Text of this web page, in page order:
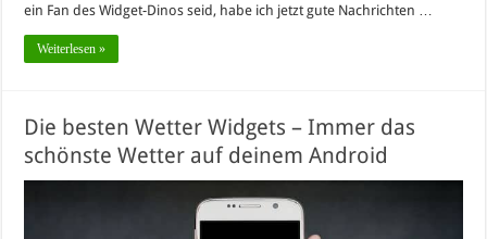
ein Fan des Widget-Dinos seid, habe ich jetzt gute Nachrichten …
Weiterlesen »
Die besten Wetter Widgets – Immer das
schönste Wetter auf deinem Android